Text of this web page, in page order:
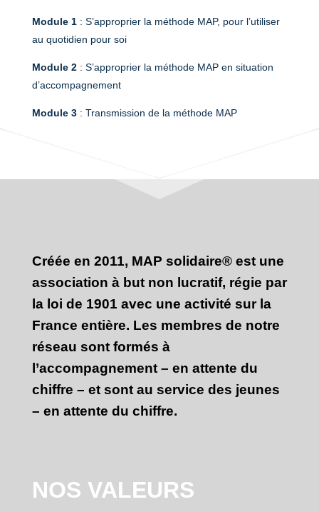
Module 1: S’approprier la méthode MAP, pour l’utiliser
au quotidien pour soi
Module 2: S’approprier la méthode MAP en situation
d’accompagnement
Module 3: Transmission de la méthode MAP
Créée en 2011, MAP solidaire® est une
association à but non lucratif, régie par
la loi de 1901 avec une activité sur la
France entière. Les membres de notre
réseau sont formés à
l’accompagnement – en attente du
chiffre – et sont au service des jeunes
– en attente du chiffre.
NOS VALEURS